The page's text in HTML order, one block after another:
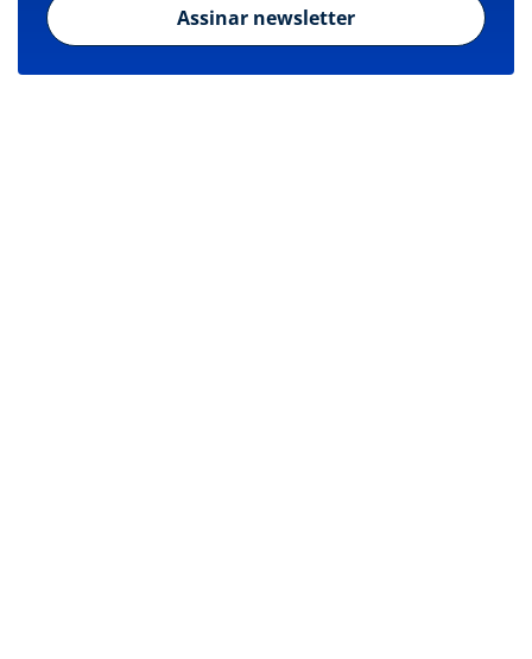
Assinar newsletter